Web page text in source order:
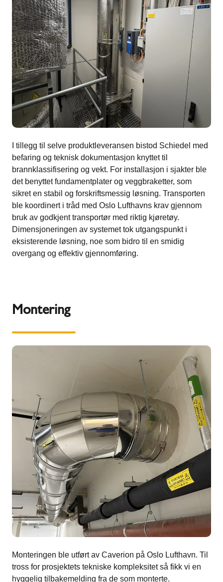
I tillegg til selve produktleveransen bistod Schiedel med
befaring og teknisk dokumentasjon knyttet til
brannklassifisering og vekt. For installasjon i sjakter ble
det benyttet fundamentplater og veggbraketter, som
sikret en stabil og forskriftsmessig løsning. Transporten
ble koordinert i tråd med Oslo Lufthavns krav gjennom
bruk av godkjent transportør med riktig kjøretøy.
Dimensjoneringen av systemet tok utgangspunkt i
eksisterende løsning, noe som bidro til en smidig
overgang og effektiv gjennomføring.
Montering
Monteringen ble utført av Caverion på Oslo Lufthavn. Til
tross for prosjektets tekniske kompleksitet så fikk vi en
hyggelig tilbakemelding fra de som monterte.